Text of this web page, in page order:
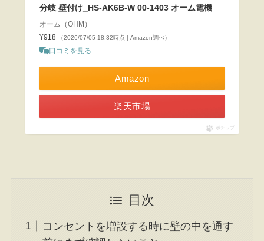
分岐 壁付け_HS-AK6B-W 00-1403 オーム電機
オーム（OHM）
¥918
（2026/07/05 18:32時点 | Amazon調べ）
口コミを見る
Amazon
楽天市場
ポチップ
目次
コンセントを増設する時に壁の中を通す